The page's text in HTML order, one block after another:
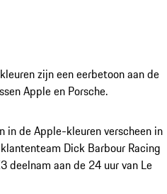
zijn een eerbetoon aan de
Apple en Porsche.
in de Apple-kleuren verscheen in
Dick Barbour Racing
deelnam aan de 24 uur van Le